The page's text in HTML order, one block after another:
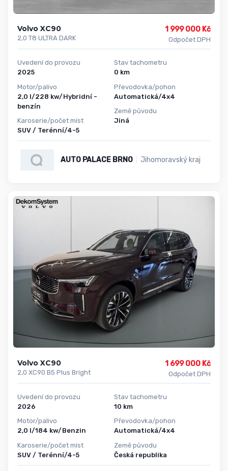
Volvo XC90
2,0 T8 ULTRA DARK
1 999 000 Kč
Odpočet DPH
Uvedení do provozu
2025
Motor/palivo
2,0 l/228 kw/Hybridní -
benzín
Karoserie/počet míst
SUV / Terénní/4-5
Stav tachometru
0 km
Převodovka/pohon
Automatická/4x4
Země původu
Jiná
AUTO PALACE BRNO Jihomoravský kraj
Volvo XC90
2,0 XC90 B5 Plus Bright
1 699 000 Kč
Odpočet DPH
Uvedení do provozu
2026
Motor/palivo
2,0 l/184 kw/Benzin
Karoserie/počet míst
SUV / Terénní/4-5
Stav tachometru
10 km
Převodovka/pohon
Automatická/4x4
Země původu
Česká republika